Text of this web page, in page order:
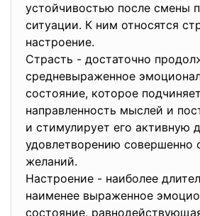
устойчивостью после смены
ситуации. К ним относятся
настроение.
Страсть - достаточно
средневыраженное
состояние, которое
направленность мыслей и
и стимулирует его активную
удовлетворению совершенно
желаний.
Настроение - наиболее
наименее выраженное
состояние,